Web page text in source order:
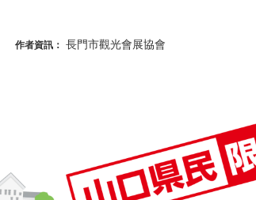
作者資訊： 長門市觀光會展協會